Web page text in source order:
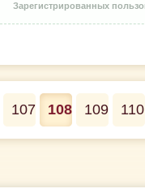
107 108 109 110